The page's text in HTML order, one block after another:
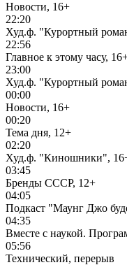
Новости, 16+
22:20
Худ.ф. "Курортный
22:56
Главное к этому часу,
23:00
Худ.ф. "Курортный
00:00
Новости, 16+
00:20
Тема дня, 12+
02:20
Худ.ф. "Киношники",
03:45
Бренды СССР, 12+
04:05
Подкаст "Маунг Джо
04:35
Вместе с наукой.
05:56
Технический, перерыв